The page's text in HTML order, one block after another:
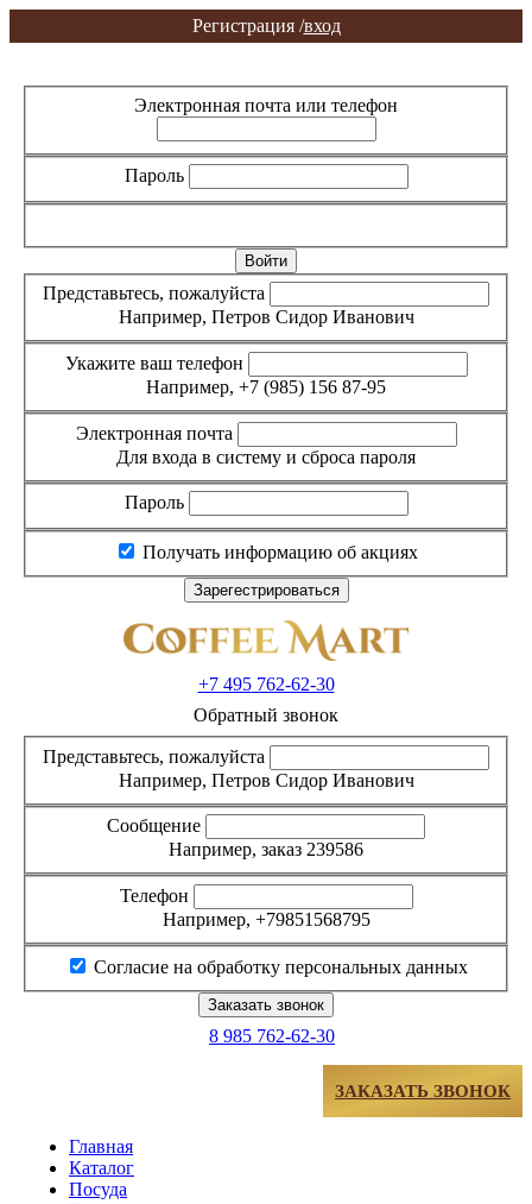
Регистрация /вход
Электронная почта или телефон
Пароль
Представьтесь, пожалуйста
Например, Петров Сидор Иванович
Укажите ваш телефон
Например, +7 (985) 156 87-95
Электронная почта
Для входа в систему и сброса пароля
Пароль
Получать информацию об акциях
+7 495762-62-30
Обратный звонок
Представьтесь, пожалуйста
Например, Петров Сидор Иванович
Сообщение
Например, заказ 239586
Телефон
Например, +79851568795
Согласие на обработку персональных данных
8 985 762-62-30
ЗАКАЗАТЬ ЗВОНОК
Главная
Каталог
Посуда